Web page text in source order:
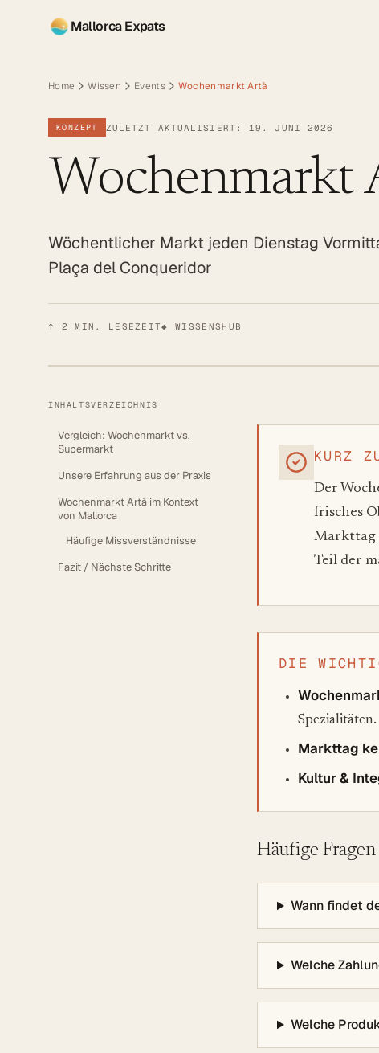
Mallorca Expats
Home Wissen Events Wochenmarkt Artà
KONZEPT ZULETZT AKTUALISIERT: 19. JUNI 2026
Wochenmarkt
Wöchentlicher Markt jeden Dienstag
Plaça del Conqueridor
↑ 2 MIN. LESEZEIT◆ WISSENSHUB
INHALTSVERZEICHNIS
Vergleich: Wochenmarkt vs.
Supermarkt
Unsere Erfahrung aus der Praxis
Wochenmarkt Artà im Kontext
von Mallorca
Häufige Missverständnisse
Fazit / Nächste Schritte
KURZ
Der
frisches
Markttag
Teil der
DIE
Spezialitäten.
Markttag
Kultur &
Häufige Fragen
Wann findet
Welche
Welche